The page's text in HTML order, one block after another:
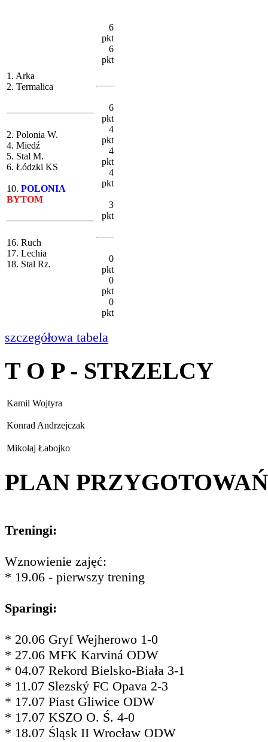
1. Arka
2. Termalica
2. Polonia W.
4. Miedź
5. Stal M.
6. Łódzki KS
10. POLONIA
BYTOM
16. Ruch
17. Lechia
18. Stal Rz.
6
pkt
6
pkt
6
pkt
4
pkt
4
pkt
4
pkt
3
pkt
0
pkt
0
pkt
0
pkt
szczegółowa tabela
T O P - STRZELCY
Kamil Wojtyra
Konrad Andrzejczak
Mikołaj Łabojko
PLAN PRZYGOTOWAŃ
Treningi:
Wznowienie zajęć:
* 19.06 - pierwszy trening
Sparingi:
* 20.06 Gryf Wejherowo 1-0
* 27.06 MFK Karviná ODW
* 04.07 Rekord Bielsko-Biała 3-1
* 11.07 Slezský FC Opava 2-3
* 17.07 Piast Gliwice ODW
* 17.07 KSZO O. Ś. 4-0
* 18.07 Śląsk II Wrocław ODW